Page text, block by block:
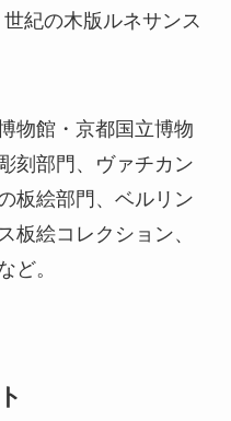
紀の木版ルネサンス
物館・京都国立博物
刻部門、ヴァチカン
板絵部門、ベルリン
板絵コレクション、
ど。